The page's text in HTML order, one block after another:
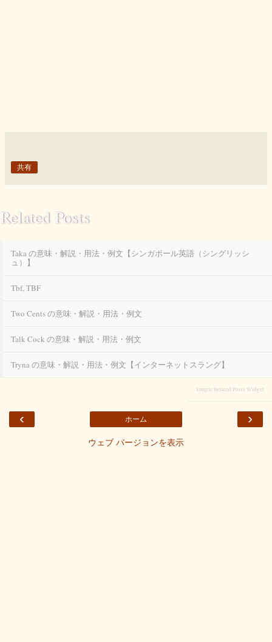
共有
Related Posts
Taka の意味・解説・用法・例文【シンガポール英語（シングリッシ
ュ）】
Tbf, TBF
Two Cents の意味・解説・用法・例文
Talk Cock の意味・解説・用法・例文
Tryna の意味・解説・用法・例文【インターネットスラング】
Simple Related Posts Widget
‹ ›
ホーム
ウェブ バージョンを表示